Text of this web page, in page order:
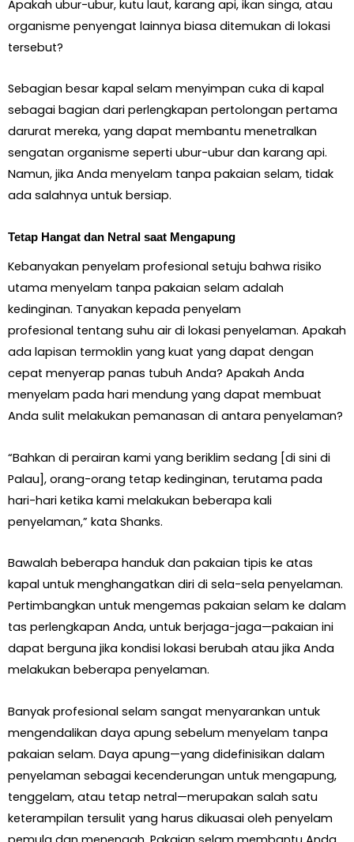
Apakah ubur-ubur, kutu laut, karang api, ikan singa, atau
organisme penyengat lainnya biasa ditemukan di lokasi
tersebut?
Sebagian besar kapal selam menyimpan cuka di kapal
sebagai bagian dari perlengkapan pertolongan pertama
darurat mereka, yang dapat membantu menetralkan
sengatan organisme seperti ubur-ubur dan karang api.
Namun, jika Anda menyelam tanpa pakaian selam, tidak
ada salahnya untuk bersiap.
Tetap Hangat dan Netral saat Mengapung
Kebanyakan penyelam profesional setuju bahwa risiko
utama menyelam tanpa pakaian selam adalah
kedinginan. Tanyakan kepada penyelam
profesional tentang suhu air di lokasi penyelaman. Apakah
ada lapisan termoklin yang kuat yang dapat dengan
cepat menyerap panas tubuh Anda? Apakah Anda
menyelam pada hari mendung yang dapat membuat
Anda sulit melakukan pemanasan di antara penyelaman?
“Bahkan di perairan kami yang beriklim sedang [di sini di
Palau], orang-orang tetap kedinginan, terutama pada
hari-hari ketika kami melakukan beberapa kali
penyelaman,” kata Shanks.
Bawalah beberapa handuk dan pakaian tipis ke atas
kapal untuk menghangatkan diri di sela-sela penyelaman.
Pertimbangkan untuk mengemas pakaian selam ke dalam
tas perlengkapan Anda, untuk berjaga-jaga—pakaian ini
dapat berguna jika kondisi lokasi berubah atau jika Anda
melakukan beberapa penyelaman.
Banyak profesional selam sangat menyarankan untuk
mengendalikan daya apung sebelum menyelam tanpa
pakaian selam. Daya apung—yang didefinisikan dalam
penyelaman sebagai kecenderungan untuk mengapung,
tenggelam, atau tetap netral—merupakan salah satu
keterampilan tersulit yang harus dikuasai oleh penyelam